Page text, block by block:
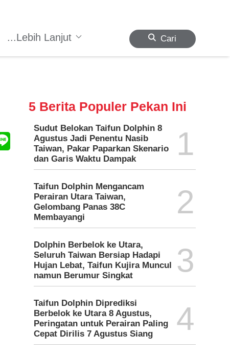
...Lebih Lanjut Cari
5 Berita Populer Pekan Ini
Sudut Belokan Taifun Dolphin 8
Agustus Jadi Penentu Nasib
Taiwan, Pakar Paparkan Skenario
dan Garis Waktu Dampak
1
Taifun Dolphin Mengancam
Perairan Utara Taiwan,
Gelombang Panas 38C
Membayangi
2
Dolphin Berbelok ke Utara,
Seluruh Taiwan Bersiap Hadapi
Hujan Lebat, Taifun Kujira Muncul
namun Berumur Singkat
3
Taifun Dolphin Diprediksi
Berbelok ke Utara 8 Agustus,
Peringatan untuk Perairan Paling
Cepat Dirilis 7 Agustus Siang
4